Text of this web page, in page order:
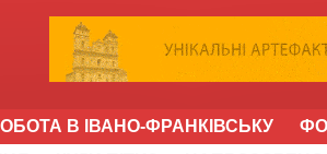
В ІВАНО-ФРАНКІВСЬКУ